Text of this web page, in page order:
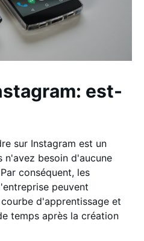
est-
sur Instagram est un
n'avez besoin d'aucune
conséquent, les
peuvent
d'apprentissage et
temps après la création